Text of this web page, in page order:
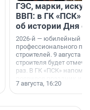
ГЭС, марки,
ВВП: в ГК «ПСК»
об истории Дня
2026-й — юбилейный
профессионального
строителей. 9 августа
строителя будет
раз. В ГК «ПСК»
поменялась роль
7 августа, 16:20